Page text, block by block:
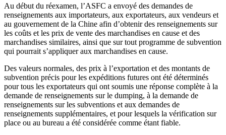
Au début du réexamen, l’ASFC a envoyé des demandes de
renseignements aux importateurs, aux exportateurs, aux vendeurs et
au gouvernement de la Chine afin d’obtenir des renseignements sur
les coûts et les prix de vente des marchandises en cause et des
marchandises similaires, ainsi que sur tout programme de subvention
qui pourrait s’appliquer aux marchandises en cause.
Des valeurs normales, des prix à l’exportation et des montants de
subvention précis pour les expéditions futures ont été déterminés
pour tous les exportateurs qui ont soumis une réponse complète à la
demande de renseignements sur le dumping, à la demande de
renseignements sur les subventions et aux demandes de
renseignements supplémentaires, et pour lesquels la vérification sur
place ou au bureau a été considérée comme étant fiable.